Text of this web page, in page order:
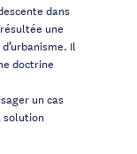
dans
une
Il
doctrine
un cas
solution